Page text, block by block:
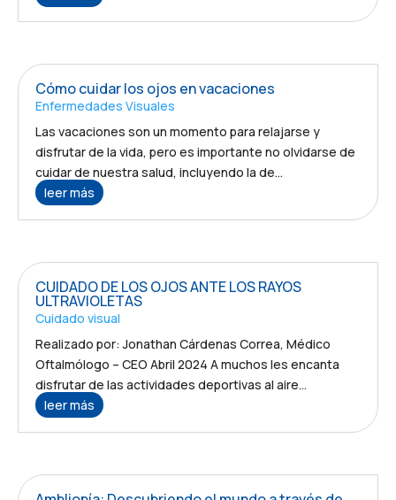
Cómo cuidar los ojos en vacaciones
Enfermedades Visuales
Las vacaciones son un momento para relajarse y
disfrutar de la vida, pero es importante no olvidarse de
cuidar de nuestra salud, incluyendo la de...
leer más
CUIDADO DE LOS OJOS ANTE LOS RAYOS
ULTRAVIOLETAS
Cuidado visual
Realizado por: Jonathan Cárdenas Correa, Médico
Oftalmólogo – CEO Abril 2024 A muchos les encanta
disfrutar de las actividades deportivas al aire...
leer más